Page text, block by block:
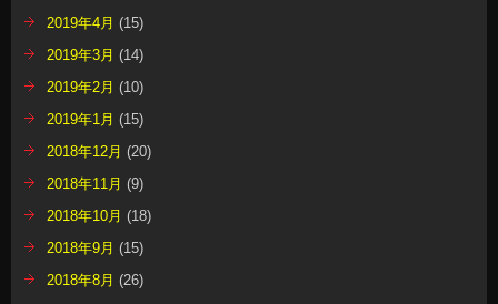
2019年4月 (15)
2019年3月 (14)
2019年2月 (10)
2019年1月 (15)
2018年12月 (20)
2018年11月 (9)
2018年10月 (18)
2018年9月 (15)
2018年8月 (26)